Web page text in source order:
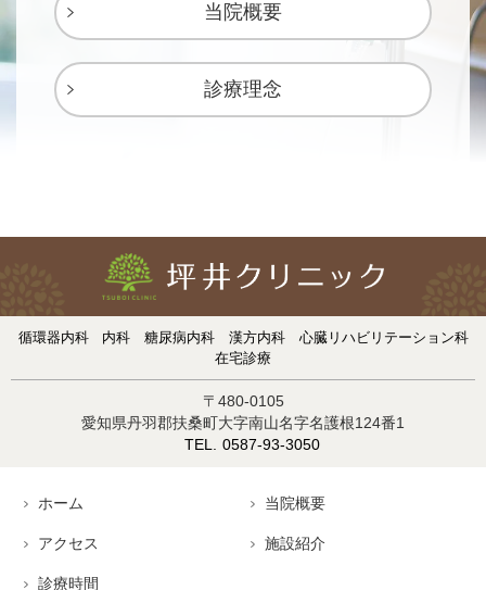
当院概要
診療理念
循環器内科 内科 糖尿病内科 漢方内科
心臓リハビリテーション科
在宅診療
〒480-0105
愛知県丹羽郡扶桑町大字南山名字名護根124番1
0587-93-3050
ホーム 当院概要
アクセス 施設紹介
診療時間